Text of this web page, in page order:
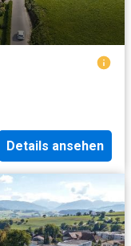
Details ansehen